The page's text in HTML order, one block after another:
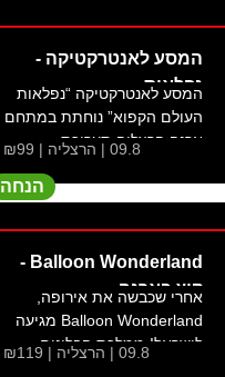
המסע לאנטרקטיקה -
נפלאות
המסע לאנטרקטיקה “נפלאות
העולם הקפוא” נוחתת במתחם
ארנה הרצליה תערוכת...
09.8 | הרצליה | ₪99
הנחה
Balloon Wonderland -
קיץ בארנה
אחרי שכבשה את אירופה,
Balloon Wonderland מגיעה
לישראל! ממלכת הבלונים
הקסומה: מסע...
09.8 | הרצליה | ₪119